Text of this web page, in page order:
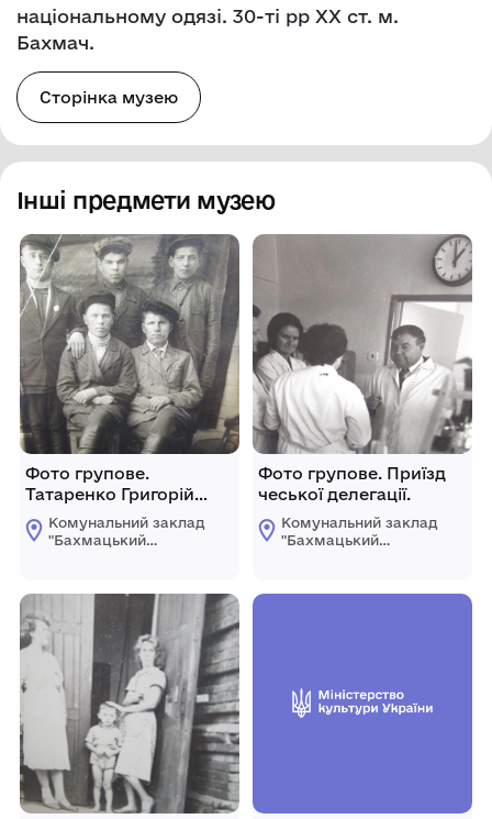
національному одязі. 30-ті рр ХХ ст. м.
Бахмач.
Сторінка музею
Інші предмети музею
Фото групове.
Татаренко Григорій
Володимирович з
товаришами.
Комунальний заклад
"Бахмацький
Гнатовича
Бахмацької міської
Фото групове. Приїзд
чеської делегації.
Комунальний заклад
"Бахмацький
Гнатовича